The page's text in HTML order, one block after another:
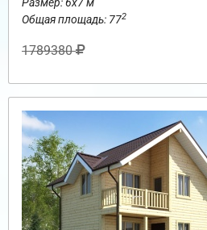
Общая площадь: 772
1789380